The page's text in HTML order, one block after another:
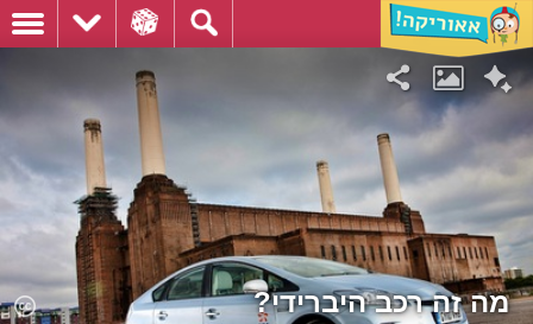
מה זה רכב היברידי?